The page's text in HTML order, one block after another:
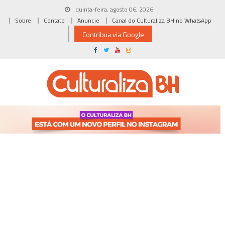
quinta-feira, agosto 06, 2026
Sobre
Contato Anuncie Canal do Culturaliza BH no WhatsApp
Contribua via Google